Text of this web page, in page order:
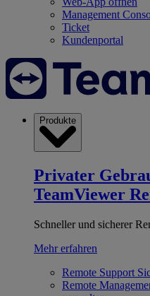
Management
Ticket
Kundenportal
Produkte
Privater
TeamViewer
Schneller und sicherer
Mehr erfahren
Remote Support
Remote